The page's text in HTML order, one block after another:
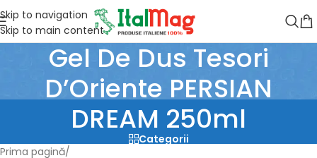
Skip to navigation
Skip to main content
Gel De Dus Tesori
D’Oriente PERSIAN
DREAM 250ml
Categorii
Prima pagină/